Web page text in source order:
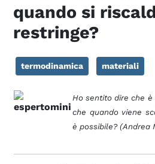
quando si
restringe?
termodinamica materiali
Ho sentito dire che
che quando viene
è possibile? (Andrea